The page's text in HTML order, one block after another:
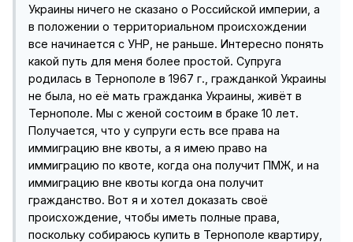
Украины ничего не сказано о Российской империи, а
в положении о территориальном происхождении
все начинается с УНР, не раньше. Интересно понять
какой путь для меня более простой. Супруга
родилась в Тернополе в 1967 г., гражданкой Украины
не была, но её мать гражданка Украины, живёт в
Тернополе. Мы с женой состоим в браке 10 лет.
Получается, что у супруги есть все права на
иммиграцию вне квоты, а я имею право на
иммиграцию по квоте, когда она получит ПМЖ, и на
иммиграцию вне квоты когда она получит
гражданство. Вот я и хотел доказать своё
происхождение, чтобы иметь полные права,
поскольку собираюсь купить в Тернополе квартиру,